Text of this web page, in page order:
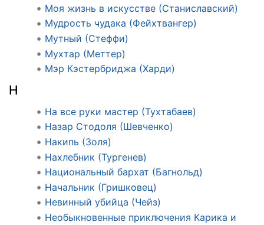
Моя жизнь в искусстве (Станиславский)
Мудрость чудака (Фейхтвангер)
Мутный (Стеффи)
Мухтар (Меттер)
Мэр Кэстербриджа (Харди)
Н
На все руки мастер (Тухтабаев)
Назар Стодоля (Шевченко)
Накипь (Золя)
Нахлебник (Тургенев)
Национальный бархат (Багнольд)
Начальник (Гришковец)
Невинный убийца (Чейз)
Необыкновенные приключения Карика и